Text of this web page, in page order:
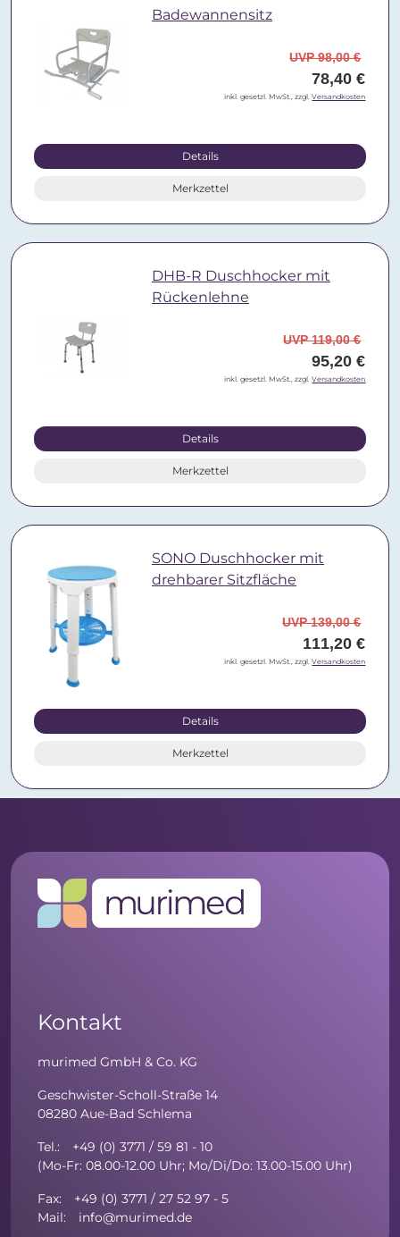
Badewannensitz
UVP 98,00 €
78,40 €
inkl. gesetzl. MwSt., zzgl.Versandkosten
Details
Merkzettel
DHB-R Duschhocker mit
Rückenlehne
UVP 119,00 €
95,20 €
inkl. gesetzl. MwSt., zzgl.Versandkosten
Details
Merkzettel
SONO Duschhocker mit
drehbarer Sitzfläche
UVP 139,00 €
111,20 €
inkl. gesetzl. MwSt., zzgl.Versandkosten
Details
Merkzettel
Kontakt
murimed GmbH & Co. KG
Geschwister-Scholl-Straße 14
08280 Aue-Bad Schlema
Tel.: +49 (0) 3771 / 59 81 - 10
(Mo-Fr: 08.00-12.00 Uhr; Mo/Di/Do: 13.00-15.00 Uhr)
Fax: +49 (0) 3771 / 27 52 97 - 5
Mail: info@murimed.de